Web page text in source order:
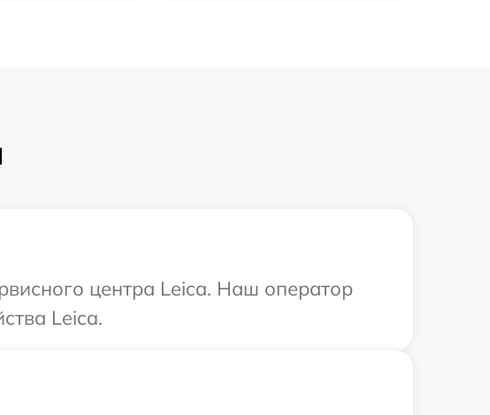
центра Leica. Наш оператор
Leica.